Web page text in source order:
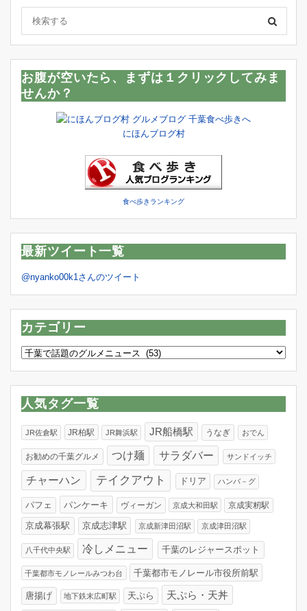
お腹が空いたら、まずは１クリックしてみま
せんか？
にほんブログ村
食べ歩きランキング
最新ツイート一覧
@nyanko00k1さんのツイート
カテゴリー
カ
リ
ー
人気タグ一覧
JR佐倉駅 JR柏駅 JR舞浜駅 JR船橋駅 うなぎ おでん
お勧めの千葉グルメ つけ麺 サラダバー サンドイッチ
チャーハン テイクアウト ドリア ハンバ－グ
パフェ パンケーキ ヴィーガン 京成大和田駅 京成実籾駅
京成幕張駅 京成志津駅 京成新津田沼駅 京成津田沼駅
八千代中央駅 冷しメニュー 千葉のレジャースポット
千葉都市モノレールみつわ台 千葉都市モノレール市役所前駅
唐揚げ 地下鉄末広町駅 天ぷら 天ぷら・天丼